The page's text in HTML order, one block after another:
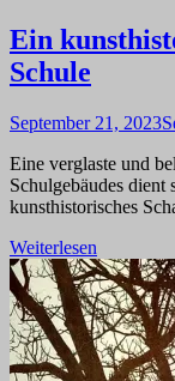
Ein
Schule
September 21, 2023
Eine verglaste und
Schulgebäudes dient
kunsthistorisches
Weiterlesen